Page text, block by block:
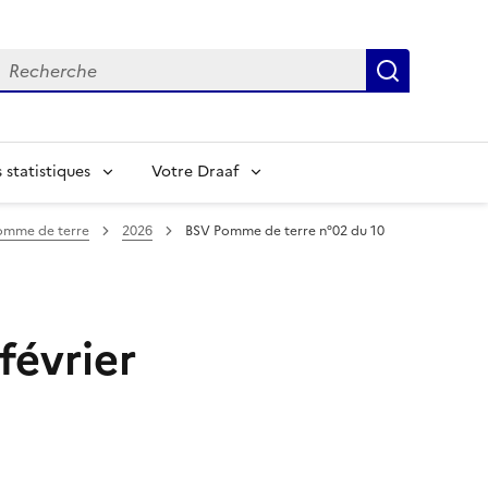
statistiques Votre Draaf
de terre 2026 BSV Pomme de terre n°02 du 10